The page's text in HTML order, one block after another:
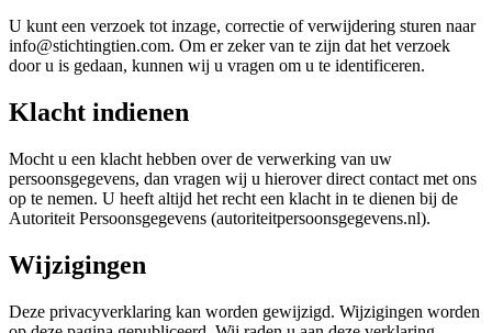
U kunt een verzoek tot inzage, correctie of verwijdering sturen naar
info@stichtingtien.com. Om er zeker van te zijn dat het verzoek
door u is gedaan, kunnen wij u vragen om u te identificeren.
Klacht indienen
Mocht u een klacht hebben over de verwerking van uw
persoonsgegevens, dan vragen wij u hierover direct contact met ons
op te nemen. U heeft altijd het recht een klacht in te dienen bij de
Autoriteit Persoonsgegevens (autoriteitpersoonsgegevens.nl).
Wijzigingen
Deze privacyverklaring kan worden gewijzigd. Wijzigingen worden